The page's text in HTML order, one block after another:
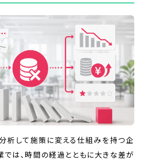
析して施策に変える仕組みを持つ企
では、時間の経過とともに大きな差が